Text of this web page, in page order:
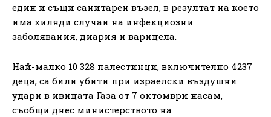
един и същи санитарен възел, в резултат на което
има хиляди случаи на инфекциозни
заболявания, диария и варицела.
Най-малко 10 328 палестинци, включително 4237
деца, са били убити при израелски въздушни
удари в ивицата Газа от 7 октомври насам,
съобщи днес министерството на